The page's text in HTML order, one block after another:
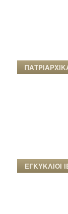
ΕΓΚΥΚΛΙΟΙ